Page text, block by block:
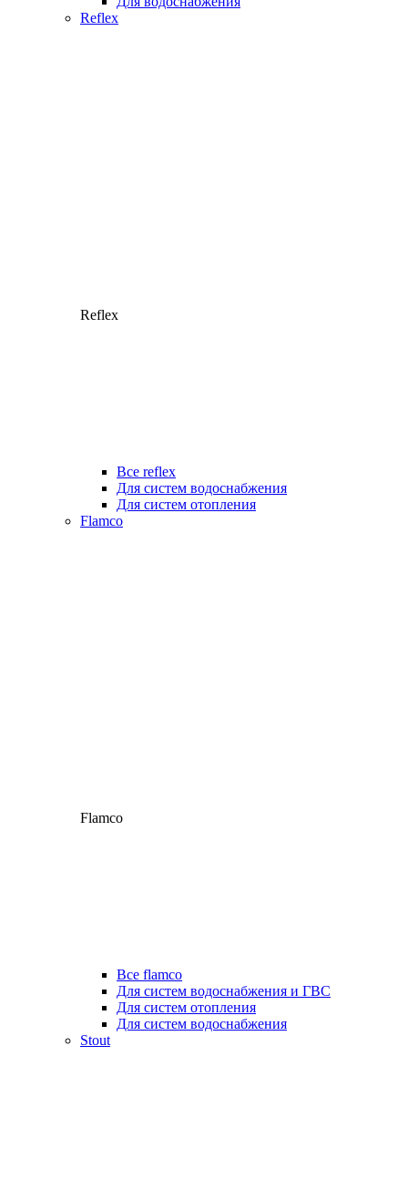
Reflex
Reflex
Все reflex
Для систем водоснабжения
Для систем отопления
Flamco
Flamco
Все flamco
Для систем водоснабжения и ГВС
Для систем отопления
Для систем водоснабжения
Stout